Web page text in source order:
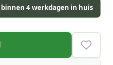
binnen 4 werkdagen in huis